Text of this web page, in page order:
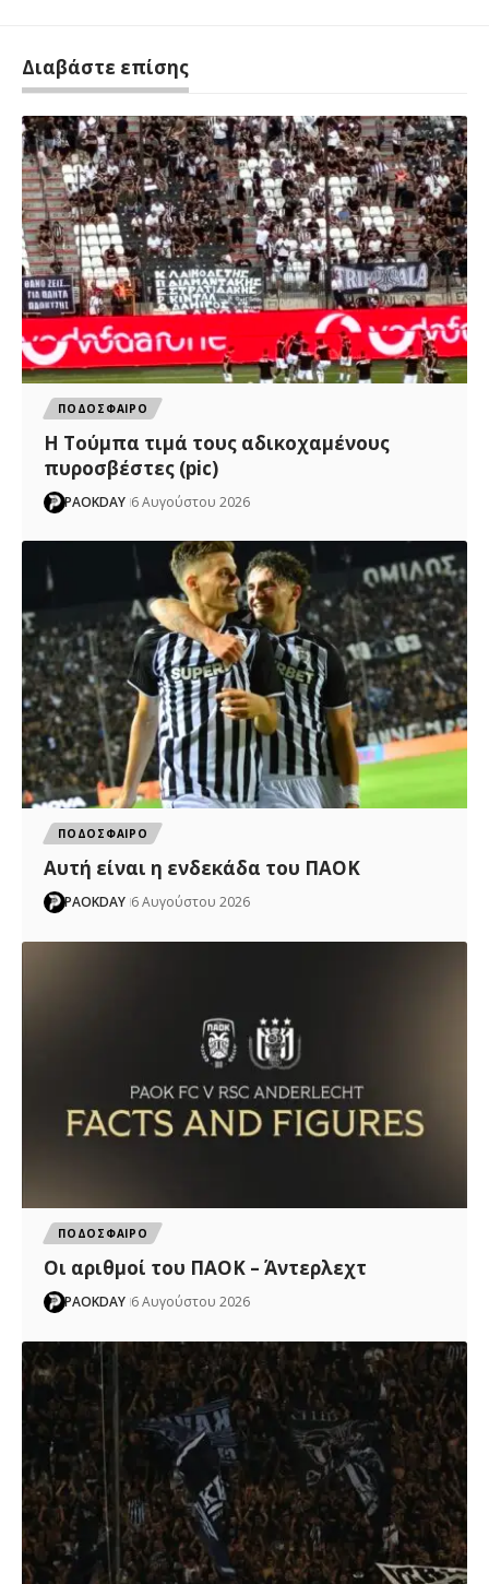
Διαβάστε επίσης
ΠΟΔΟΣΦΑΙΡΟ
H Tούμπα τιμά τους αδικοχαμένους
πυροσβέστες (pic)
PAOKDAY 6 Αυγούστου 2026
ΠΟΔΟΣΦΑΙΡΟ
Αυτή είναι η ενδεκάδα του ΠΑΟΚ
PAOKDAY 6 Αυγούστου 2026
ΠΟΔΟΣΦΑΙΡΟ
Oι αριθμοί του ΠΑΟΚ – Άντερλεχτ
PAOKDAY 6 Αυγούστου 2026